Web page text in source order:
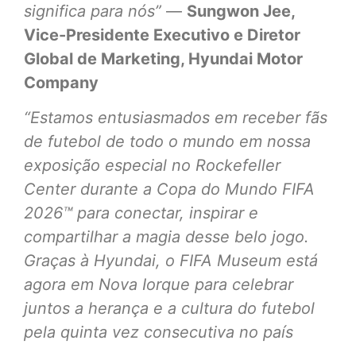
significa para nós” — Sungwon Jee,
Vice-Presidente Executivo e Diretor
Global de Marketing, Hyundai Motor
Company
“Estamos entusiasmados em receber fãs
de futebol de todo o mundo em nossa
exposição especial no Rockefeller
Center durante a Copa do Mundo FIFA
2026™ para conectar, inspirar e
compartilhar a magia desse belo jogo.
Graças à Hyundai, o FIFA Museum está
agora em Nova Iorque para celebrar
juntos a herança e a cultura do futebol
pela quinta vez consecutiva no país